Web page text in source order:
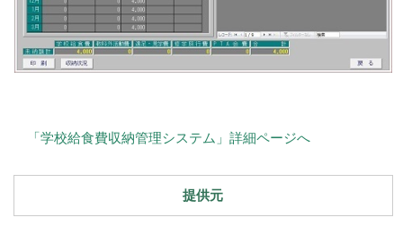
「学校給食費収納管理システム」詳細ページへ
提供元